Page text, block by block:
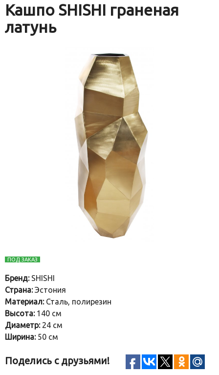
Кашпо SHISHI граненая
латунь
ПОД ЗАКАЗ
Бренд:SHISHI
Страна:Эстония
Материал:Сталь, полирезин
Высота:140 см
Диаметр:24 см
Ширина:50 см
Поделись с друзьями!